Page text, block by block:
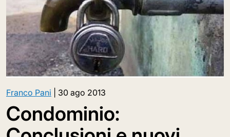
Franco Pani 30 ago 2013
Condominio: